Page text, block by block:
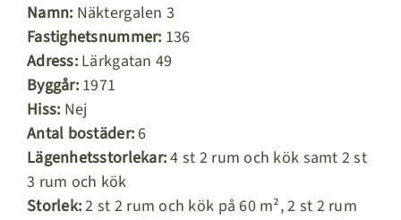
Namn: Näktergalen 3
Fastighetsnummer: 136
Adress:Lärkgatan 49
Byggår:1971
Hiss: Nej
Antal bostäder:6
Lägenhetsstorlekar:4 st 2 rum och kök samt 2 st
3 rum och kök
Storlek:2 st 2 rum och kök på 60 m², 2 st 2 rum